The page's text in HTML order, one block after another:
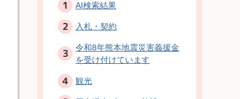
AI検索結果
入札・契約
令和8年熊本地震災害義援金
を受け付けています
観光